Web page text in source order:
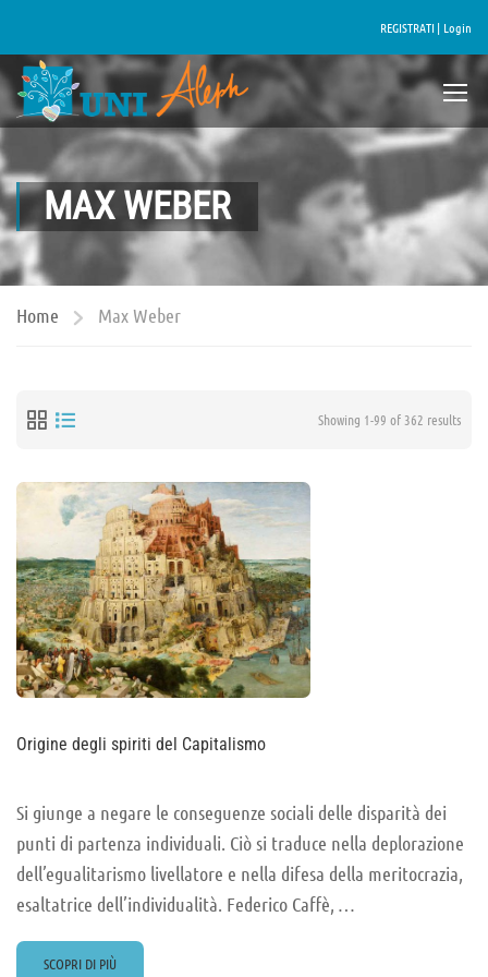
REGISTRATI | Login
MAX WEBER
Home Max Weber
Showing 1-99 of 362 results
Origine degli spiriti del Capitalismo
Si giunge a negare le conseguenze sociali delle disparità dei
punti di partenza individuali. Ciò si traduce nella deplorazione
dell’egualitarismo livellatore e nella difesa della meritocrazia,
esaltatrice dell’individualità. Federico Caffè, …
READ
SCOPRI DI PIÙ